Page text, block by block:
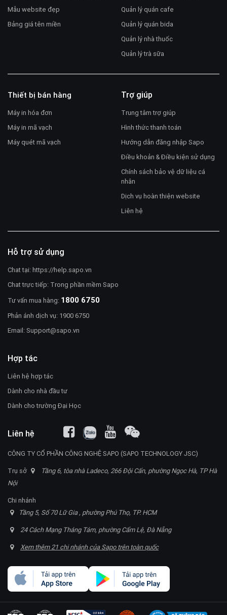
Mẫu website đẹp
Bảng giá tên miền
Quản lý quán cafe
Quản lý quán bida
Quản lý nhà thuốc
Quản lý trà sữa
Thiết bị bán hàng
Máy in hóa đơn
Máy in mã vạch
Máy quét mã vạch
Trợ giúp
Trung tâm trợ giúp
Hình thức thanh toán
Hướng dẫn đăng nhập Sapo
Điều khoản & Điều kiện sử dụng
Chính sách bảo vệ dữ liệu cá
nhân
Dịch vụ hoàn thiện website
Liên hệ
Hỗ trợ sử dụng
Chat tại:https://help.sapo.vn
Chat trực tiếp: Trong phần mềm Sapo
Tư vấn mua hàng: 1800 6750
Phản ánh dịch vụ: 1900 6750
Email:Support@sapo.vn
Hợp tác
Liên hệ hợp tác
Dành cho nhà đầu tư
Dành cho trường Đại Học
Liên hệ
CÔNG TY CỔ PHẦN CÔNG NGHỆ SAPO (SAPO TECHNOLOGY JSC)
Trụ sở
Tầng 6, tòa nhà Ladeco, 266 Đội Cấn, phường Ngọc Hà, TP Hà
Nội
Chi nhánh
Tầng 5, Số 70 Lữ Gia , phường Phú Thọ, TP. HCM
24 Cách Mạng Tháng Tám, phường Cẩm Lệ, Đà Nẵng
Xem thêm 21 chi nhánh của Sapo trên toàn quốc